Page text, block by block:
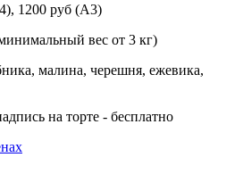
1200 руб (А3)
вес от 3 кг)
малина, черешня, ежевика,
на торте - бесплатно